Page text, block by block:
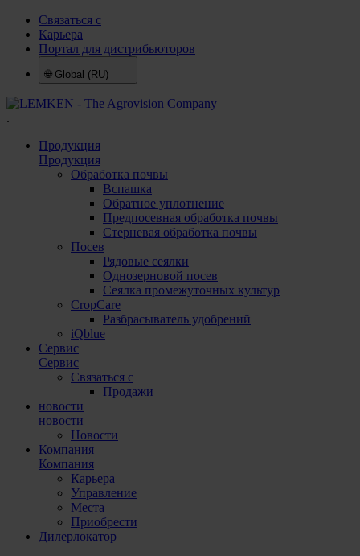
Связаться с
Карьера
Портал для дистрибьюторов
🌐 Global (RU)
.
Продукция
Продукция
Обработка почвы
Вспашка
Обратное уплотнение
Предпосевная обработка почвы
Стерневая обработка почвы
Посев
Рядовые сеялки
Однозерновой посев
Сеялка промежуточных культур
CropCare
Разбрасыватель удобрений
iQblue
Сервис
Сервис
Связаться с
Продажи
новости
новости
Новости
Компания
Компания
Карьера
Управление
Места
Приобрести
Дилерлокатор